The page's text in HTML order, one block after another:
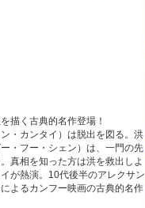
描く古典的名作登場！
・カンタイ）は脱出を図る。洪
・フー・シェン）は、一門の先
真相を知った方は洪を救出しよ
が熱演。10代後半のアレクサン
よるカンフー映画の古典的名作